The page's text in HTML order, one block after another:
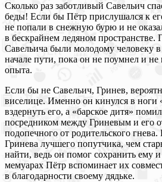
Сколько раз заботливый Савельич
беды! Если бы Пётр прислушался к
не попали в снежную бурю и не
в бескрайнем ледяном пространстве.
Савельича были молодому человеку в
начале пути, пока он не поумнел и не
опыта.
Если бы не Савельич, Гринев,
виселице. Именно он кинулся в ноги
вздернуть его, а «барское дитя»
посредником между Гриневым и его
подопечного от родительского
Гринева лучшего попутчика, чем
найти, ведь он помог сохранить ему
мемуарах Пётр вспоминает их
в благодарности своему дядьке.